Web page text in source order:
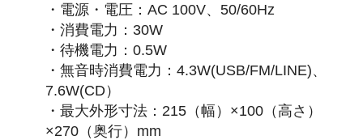
・電源・電圧：AC 100V、50/60Hz
・消費電力：30W
・待機電力：0.5W
・無音時消費電力：4.3W(USB/FM/LINE)、
7.6W(CD）
・最大外形寸法：215（幅）×100（高さ）
×270（奥行）mm